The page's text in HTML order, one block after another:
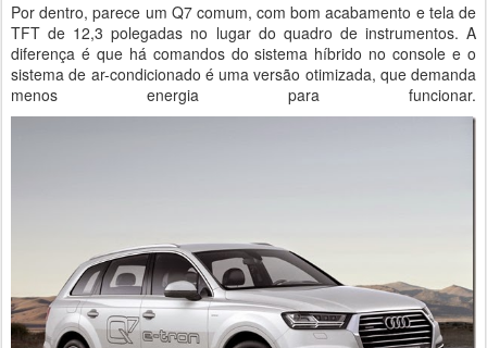
Por dentro, parece um Q7 comum, com bom acabamento e tela de
TFT de 12,3 polegadas no lugar do quadro de instrumentos. A
diferença é que há comandos do sistema híbrido no console e o
sistema de ar-condicionado é uma versão otimizada, que demanda
menos energia para funcionar.